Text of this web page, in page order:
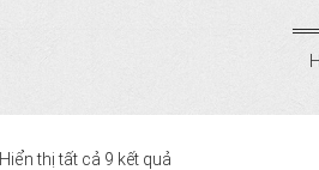
Hiển thị tất cả 9 kết quả